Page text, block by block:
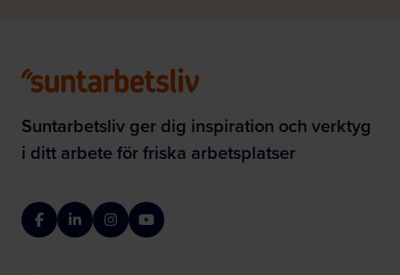
Suntarbetsliv ger dig inspiration och verktyg
i ditt arbete för friska arbetsplatser
FacebookLinkedInInstagramYouTube